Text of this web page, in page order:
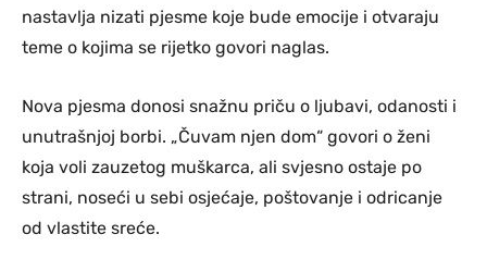
nastavlja nizati pjesme koje bude emocije i otvaraju
teme o kojima se rijetko govori naglas.
Nova pjesma donosi snažnu priču o ljubavi, odanosti i
unutrašnjoj borbi. „Čuvam njen dom“ govori o ženi
koja voli zauzetog muškarca, ali svjesno ostaje po
strani, noseći u sebi osjećaje, poštovanje i odricanje
od vlastite sreće.